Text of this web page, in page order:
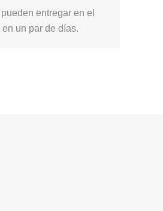
entregar en el
un par de días.